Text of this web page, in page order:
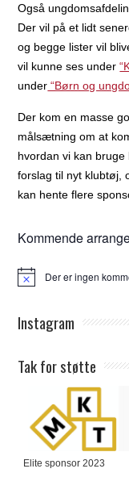
Også
Der vil på et lidt
og begge lister vil
vil kunne ses under
under “Børn og
Der kom en masse
målsætning om at
hvordan vi kan
forslag til nyt klubtøj,
kan hente flere
Kommende
Notice Der er ingen
Instagram
Tak for støtte
Elite sponsor 2023